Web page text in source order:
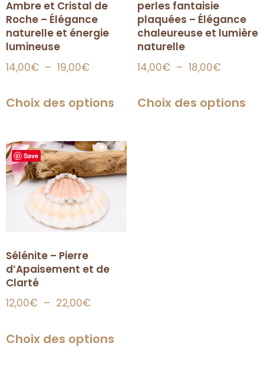
Ambre et Cristal de
Roche – Élégance
naturelle et énergie
lumineuse
14,00€ – 19,00€
Choix des options
perles fantaisie
plaquées – Élégance
chaleureuse et lumière
naturelle
14,00€ – 18,00€
Choix des options
Save
Sélénite – Pierre
d’Apaisement et de
Clarté
12,00€ – 22,00€
Choix des options